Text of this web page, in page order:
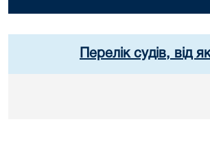
Перелік судів, від